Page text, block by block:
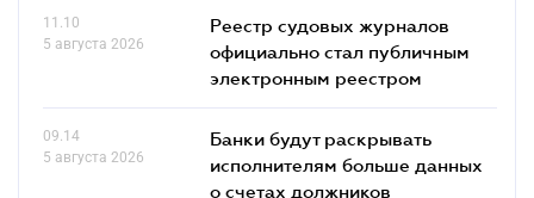
11.10
5 августа 2026
Реестр судовых журналов
официально стал публичным
электронным реестром
09.14
5 августа 2026
Банки будут раскрывать
исполнителям больше данных
о счетах должников